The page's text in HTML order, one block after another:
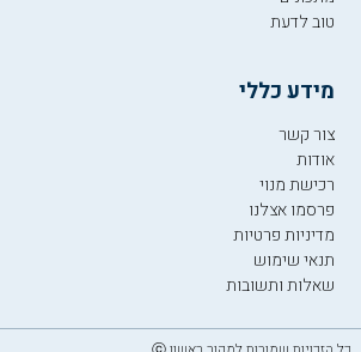
טוב לדעת
מידע כללי
צור קשר
אודות
רכישת מנוי
פרסמו אצלנו
מדיניות פרטיות
תנאי שימוש
שאלות ותשובות